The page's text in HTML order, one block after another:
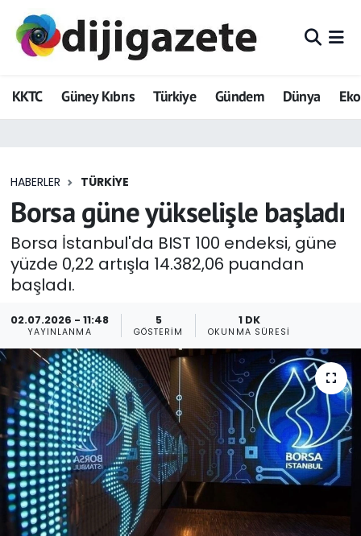
KKTC Güney Kıbrıs Türkiye Gündem Dünya
HABERLER TÜRKIYE
Borsa güne yükselişle başladı
Borsa İstanbul'da BIST 100 endeksi, güne
yüzde 0,22 artışla 14.382,06 puandan
başladı.
02.07.2026 - 11:48
YAYINLANMA
5
GÖSTERIM
1 DK
OKUNMA SÜRESI
ADVERTORIAL
Dijigazete
Eğitim
Ekonomi
Foto Galeri
Güncel
Gündem
KKTC
KKTC YEREL SEÇİM 2018
Kültür Sanat
Hava Durumu
Trafik Durumu
Tüm Manşetler
Son Dakika Haberleri
Haber Arşivi